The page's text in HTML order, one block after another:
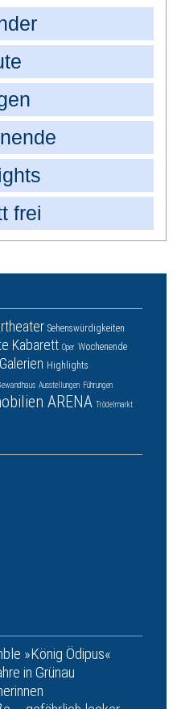
frei
Sehenswürdigkeiten
Kabarett Oper Wochenende
Galerien Highlights
Ausstellungen Führungen
ARENA Trödelmarkt
»König Ödipus«
in Grünau